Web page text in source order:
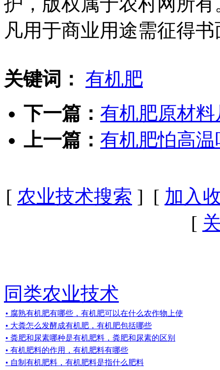
凡用于商业用途需征得
关键词： 有机肥
下一篇： 有机肥原材
上一篇： 有机肥怕高温
[ 农业技术搜索 ] [ 加入
[
同类农业技术
• 腐熟有机肥有哪些，有机肥可以在什么农作物上使
• 大粪怎么发酵成有机肥，有机肥包括哪些
• 粪肥和尿素哪种是有机肥料，粪肥和尿素的区别
• 有机肥料的作用，有机肥料有哪些
• 自制有机肥料，有机肥料是指什么肥料